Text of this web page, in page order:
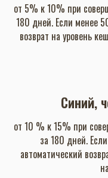
от 5% к 10% при
180 дней. Если менее
возврат на уровень